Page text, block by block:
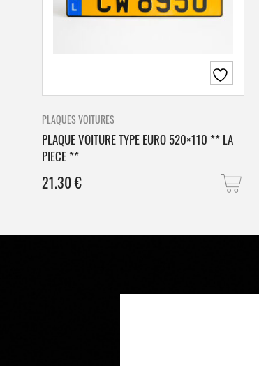
PLAQUES VOITURES
PLAQUE VOITURE TYPE EURO 520×110 ** LA
PIECE **
21.30€